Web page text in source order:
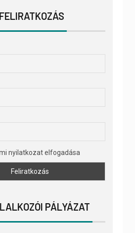
nyilatkozat elfogadása
PÁLYÁZAT